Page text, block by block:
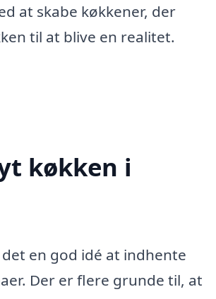
at skabe køkkener, der
til at blive en realitet.
køkken i
en god idé at indhente
Der er flere grunde til, at